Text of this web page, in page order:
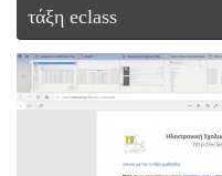
τάξη eclass